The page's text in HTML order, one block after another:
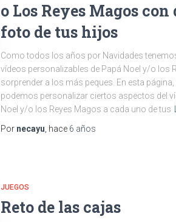
o Los Reyes Magos con
foto de tus hijos
Como todos los años por Navidades
vídeos personalizables de Papá Noel y/o los
sorprender a los más peques. En esta página,
podemos personalizar ciertos aspectos del
Noel y/o los Reyes Magos a cada uno de tus
Por necayu , hace 6 años
JUEGOS
Reto de las cajas